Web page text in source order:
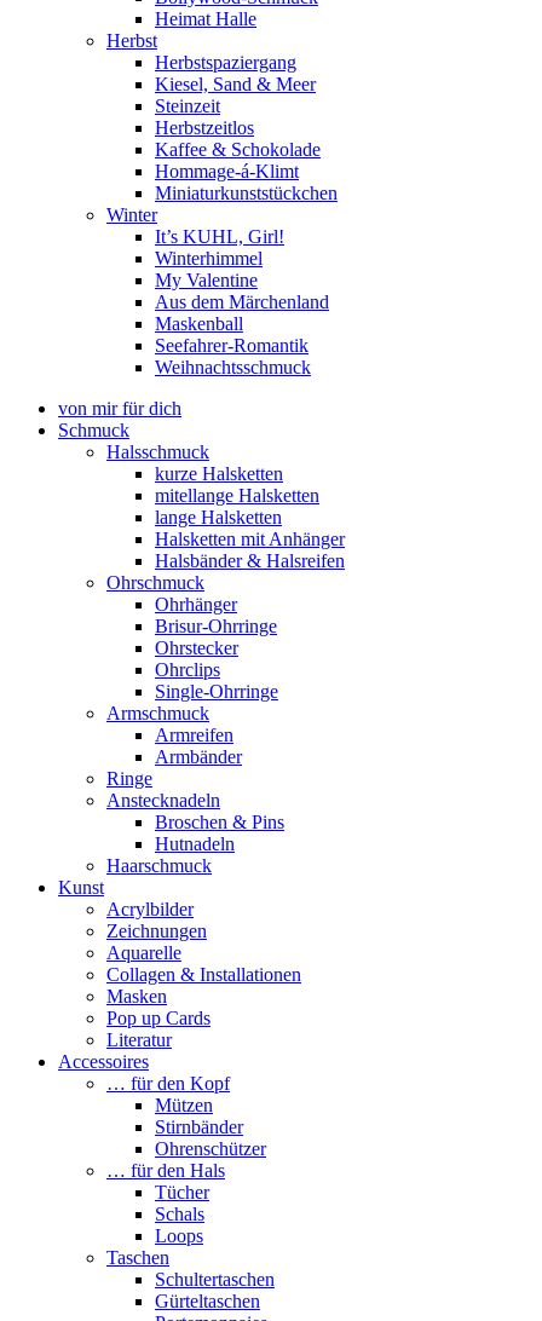
Heimat Halle
Herbst
Herbstspaziergang
Kiesel, Sand & Meer
Steinzeit
Herbstzeitlos
Kaffee & Schokolade
Hommage-á-Klimt
Miniaturkunststückchen
Winter
It’s KUHL, Girl!
Winterhimmel
My Valentine
Aus dem Märchenland
Maskenball
Seefahrer-Romantik
Weihnachtsschmuck
von mir für dich
Schmuck
Halsschmuck
kurze Halsketten
mitellange Halsketten
lange Halsketten
Halsketten mit Anhänger
Halsbänder & Halsreifen
Ohrschmuck
Ohrhänger
Brisur-Ohrringe
Ohrstecker
Ohrclips
Single-Ohrringe
Armschmuck
Armreifen
Armbänder
Ringe
Anstecknadeln
Broschen & Pins
Hutnadeln
Haarschmuck
Kunst
Acrylbilder
Zeichnungen
Aquarelle
Collagen & Installationen
Masken
Pop up Cards
Literatur
Accessoires
… für den Kopf
Mützen
Stirnbänder
Ohrenschützer
… für den Hals
Tücher
Schals
Loops
Taschen
Schultertaschen
Gürteltaschen